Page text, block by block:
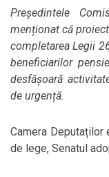
Președintele
menționat că
completarea Legii
beneficiarilor
desfășoară
de urgență.
Camera
de lege, Senatul